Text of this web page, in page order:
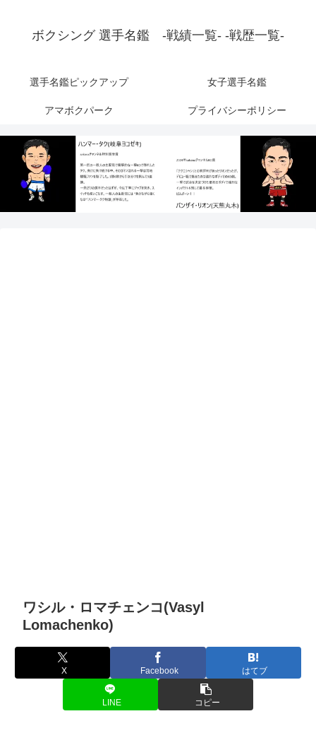
ボクシング 選手名鑑 -戦績一覧- -戦歴一覧-
選手名鑑ピックアップ 女子選手名鑑
アマボクパーク プライバシーポリシー
ワシル・ロマチェンコ(Vasyl
Lomachenko)
X Facebook はてブ
LINE コピー